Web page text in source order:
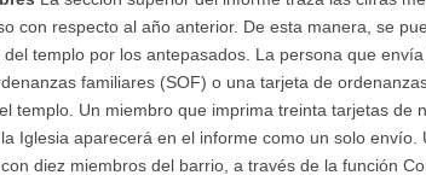
con respecto al año anterior. De esta manera, se
templo por los antepasados. La persona que
familiares (SOF) o una tarjeta de
templo. Un miembro que imprima treinta tarjetas de
Iglesia aparecerá en el informe como un solo envío.
diez miembros del barrio, a través de la función